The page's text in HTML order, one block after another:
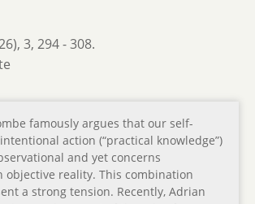
, 3, 294 - 308.
famously argues that our self-
action (“practical knowledge”)
and yet concerns
objective reality. This combination
a strong tension. Recently, Adrian